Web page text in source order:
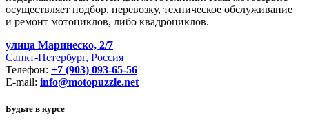
осуществляет подбор, перевозку, техническое обслуживание
и ремонт мотоциклов, либо квадроциклов.
улица Маринеско, 2/7
Санкт-Петербург, Россия
Телефон: +7 (903) 093-65-56
E-mail: info@motopuzzle.net
Будьте в курсе